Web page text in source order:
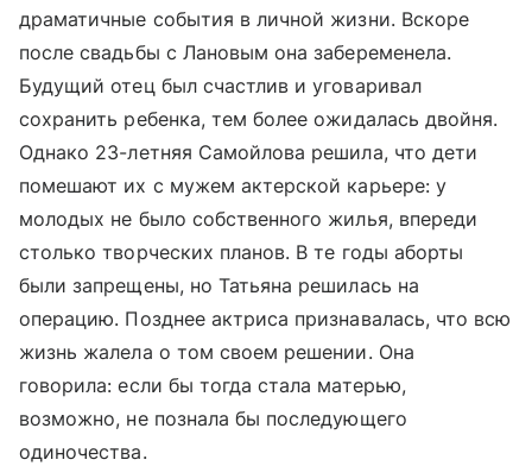
драматичные события в личной жизни. Вскоре
после свадьбы с Лановым она забеременела.
Будущий отец был счастлив и уговаривал
сохранить ребенка, тем более ожидалась двойня.
Однако 23-летняя Самойлова решила, что дети
помешают их с мужем актерской карьере: у
молодых не было собственного жилья, впереди
столько творческих планов. В те годы аборты
были запрещены, но Татьяна решилась на
операцию. Позднее актриса признавалась, что всю
жизнь жалела о том своем решении. Она
говорила: если бы тогда стала матерью,
возможно, не познала бы последующего
одиночества.